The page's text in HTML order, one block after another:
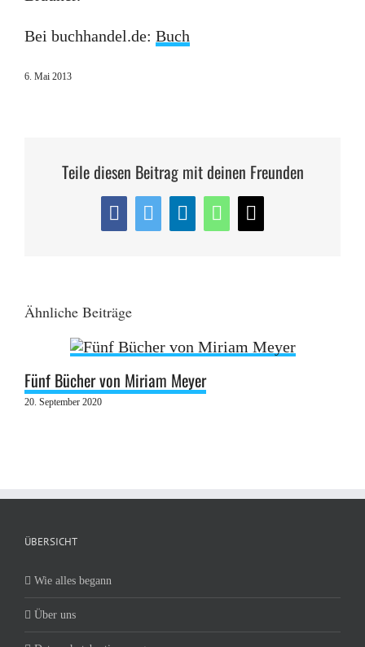
Bei buchhandel.de: Buch
6. Mai 2013
Teile diesen Beitrag mit deinen Freunden
Facebook
TwitterLinkedIn
WhatsApp
E-
Ähnliche Beiträge
Fünf Bücher von Miriam Meyer
20. September 2020
ÜBERSICHT
Wie alles begann
Über uns